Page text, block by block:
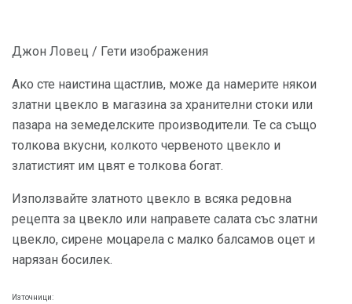
Джон Ловец / Гети изображения
Ако сте наистина щастлив, може да намерите някои
златни цвекло в магазина за хранителни стоки или
пазара на земеделските производители. Те са също
толкова вкусни, колкото червеното цвекло и
златистият им цвят е толкова богат.
Използвайте златното цвекло в всяка редовна
рецепта за цвекло или направете салата със златни
цвекло, сирене моцарела с малко балсамов оцет и
нарязан босилек.
Източници: